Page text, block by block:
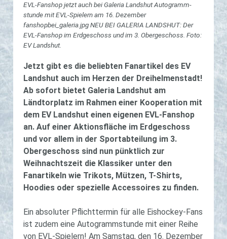
EVL-Fan­shop jetzt auch bei Ga­le­ria Lands­hut Au­to­gramm­
stun­de mit EVL-Spie­lern am 16. De­zem­ber
fanshopbei_galeria.jpg NEU BEI GALERIA LANDSHUT: Der
EVL-Fanshop im Erdgeschoss und im 3. Obergeschoss. Foto:
EV Landshut.
Jetzt gibt es die beliebten Fanartikel des EV
Landshut auch im Herzen der Dreihelmenstadt!
Ab sofort bietet Galeria Landshut am
Ländtorplatz im Rahmen einer Kooperation mit
dem EV Landshut einen eigenen EVL-Fanshop
an. Auf einer Aktionsfläche im Erdgeschoss
und vor allem in der Sportabteilung im 3.
Obergeschoss sind nun pünktlich zur
Weihnachtszeit die Klassiker unter den
Fanartikeln wie Trikots, Mützen, T-Shirts,
Hoodies oder spezielle Accessoires zu finden.
Ein absoluter Pflichttermin für alle Eishockey-Fans
ist zudem eine Autogrammstunde mit einer Reihe
von EVL-Spielern! Am Samstag, den 16. Dezember